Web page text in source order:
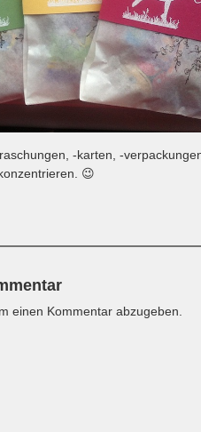
-karten, -
😉
einen Kommentar abzugeben.